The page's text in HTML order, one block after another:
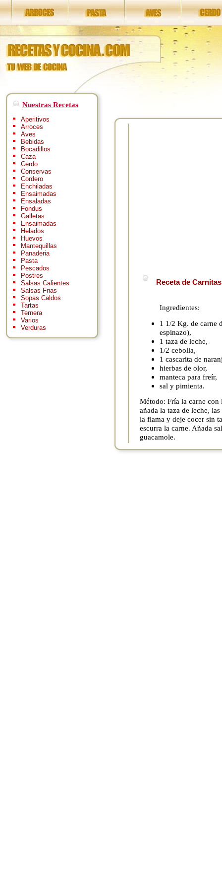
Nuestras Recetas
Aperitivos
Arroces
Aves
Bebidas
Bocadillos
Caza
Cerdo
Conservas
Cordero
Enchiladas
Ensaimadas
Ensaladas
Fondus
Galletas
Ensaimadas
Helados
Huevos
Mantequillas
Panaderia
Pasta
Pescados
Postres
Salsas Calientes
Salsas Frias
Sopas Caldos
Tartas
Ternera
Varios
Verduras
Receta de
Ingredientes:
1 1/2 Kg. de carne
espinazo),
1 taza de leche,
1/2 cebolla,
1 cascarita de
hierbas de olor,
manteca para freír,
sal y pimienta.
Método: Fría la carne con
añada la taza de leche,
la flama y deje cocer sin
escurra la carne. Añada
guacamole.